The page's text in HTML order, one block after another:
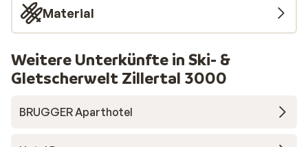
Material
Weitere Unterkünfte in Ski- &
Gletscherwelt Zillertal 3000
BRUGGER Aparthotel